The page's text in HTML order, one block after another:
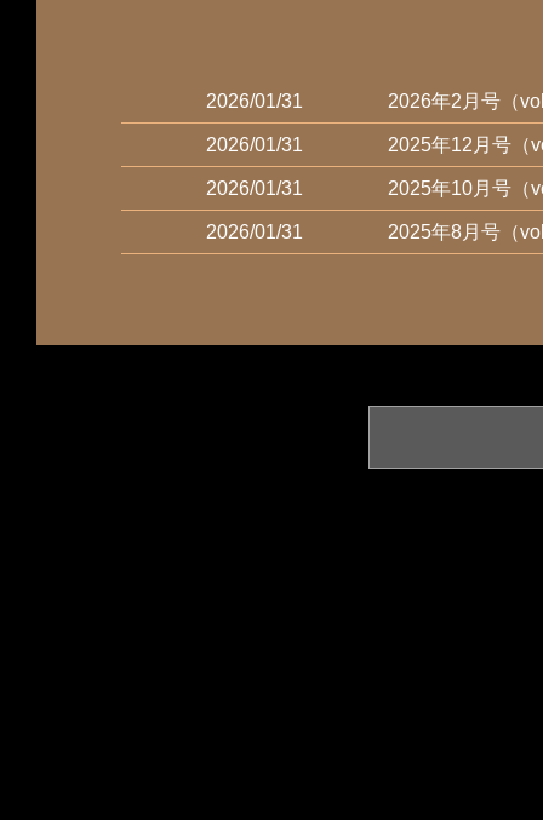
2026/01/31 2026年2月号（
2026/01/31 2025年12月号（
2026/01/31 2025年10月号（
2026/01/31 2025年8月号（